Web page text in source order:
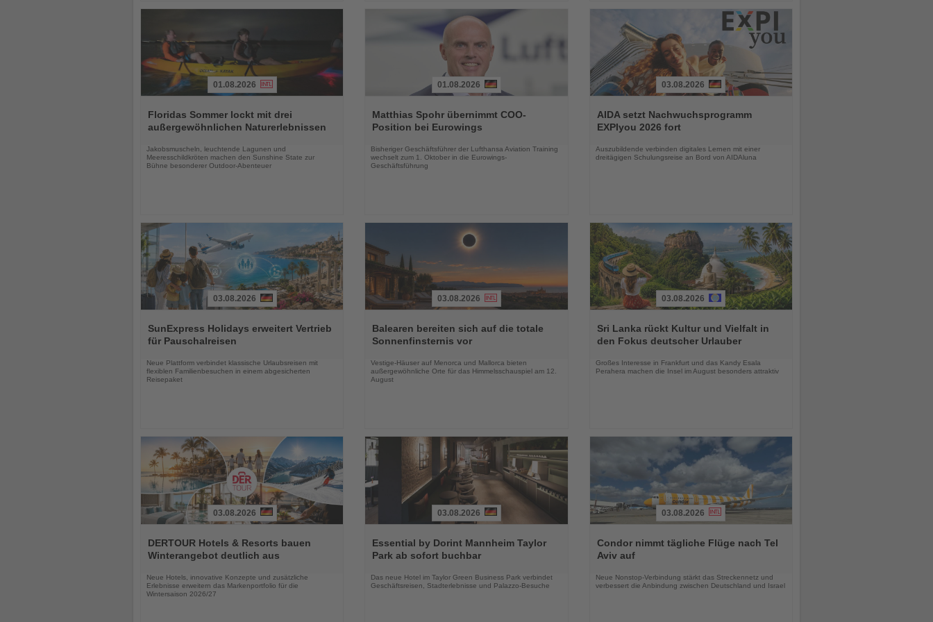
Sie
die
Nachrichten
01.08.2026
Floridas Sommer lockt mit drei
außergewöhnlichen Naturerlebnissen
Jakobsmuscheln, leuchtende Lagunen und
Meeresschildkröten machen den Sunshine State zur
Bühne besonderer Outdoor-Abenteuer
Sie
die
01.08.2026
Matthias Spohr übernimmt COO-
Position bei Eurowings
Bisheriger Geschäftsführer der Lufthansa Aviation Training
wechselt zum 1. Oktober in die Eurowings-
Geschäftsführung
Sie
die
Nachrichten
03.08.2026
AIDA setzt Nachwuchsprogramm
EXPIyou 2026 fort
Auszubildende verbinden digitales Lernen mit einer
dreitägigen Schulungsreise an Bord von AIDAluna
Sie
die
03.08.2026
SunExpress Holidays erweitert Vertrieb
für Pauschalreisen
Neue Plattform verbindet klassische Urlaubsreisen mit
flexiblen Familienbesuchen in einem abgesicherten
Reisepaket
Sie
die
03.08.2026
Balearen bereiten sich auf die totale
Sonnenfinsternis vor
Vestige-Häuser auf Menorca und Mallorca bieten
außergewöhnliche Orte für das Himmelsschauspiel am 12.
August
Sie
die
03.08.2026
Sri Lanka rückt Kultur und Vielfalt in
den Fokus deutscher Urlauber
Großes Interesse in Frankfurt und das Kandy Esala
Perahera machen die Insel im August besonders attraktiv
Sie
die
Nachrichten
03.08.2026
DERTOUR Hotels & Resorts bauen
Winterangebot deutlich aus
Neue Hotels, innovative Konzepte und zusätzliche
Erlebnisse erweitern das Markenportfolio für die
Wintersaison 2026/27
Sie
die
03.08.2026
Essential by Dorint Mannheim Taylor
Park ab sofort buchbar
Das neue Hotel im Taylor Green Business Park verbindet
Geschäftsreisen, Stadterlebnisse und Palazzo-Besuche
Sie
die
03.08.2026
Condor nimmt tägliche Flüge nach Tel
Aviv auf
Neue Nonstop-Verbindung stärkt das Streckennetz und
verbessert die Anbindung zwischen Deutschland und Israel